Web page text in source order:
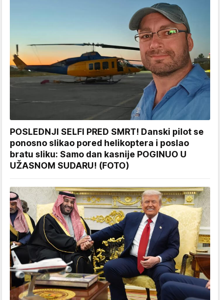
POSLEDNJI SELFI PRED SMRT! Danski pilot se
ponosno slikao pored helikoptera i poslao
bratu sliku: Samo dan kasnije POGINUO U
UŽASNOM SUDARU! (FOTO)